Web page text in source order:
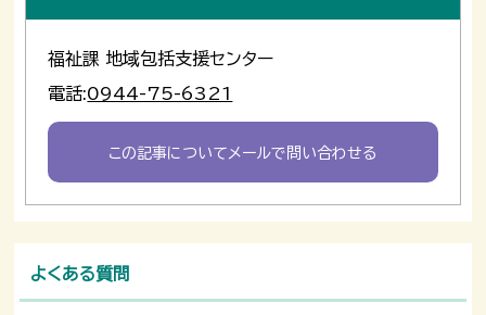
福祉課 地域包括支援センター
電話:0944-75-6321
この記事についてメールで問い合わせる
よくある質問